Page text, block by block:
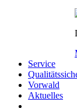
Service
Vorwald
Aktuelles